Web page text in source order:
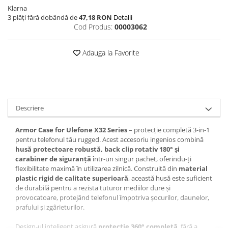
Klarna
3 plăți fără dobândă de47,18 RON Detalii
Cod Produs: 00003062
Adauga la Favorite
Descriere
Armor Case for Ulefone X32 Series– protecție completă 3-in-1
pentru telefonul tău rugged. Acest accesoriu ingenios combină
husă protectoare robustă, back clip rotativ 180° și
carabiner de siguranțăîntr-un singur pachet, oferindu-ți
flexibilitate maximă în utilizarea zilnică. Construită din material
plastic rigid de calitate superioară, această husă este suficient
de durabilă pentru a rezista tuturor mediilor dure și
provocatoare, protejând telefonul împotriva șocurilor, daunelor,
prafului și zgârieturilor.